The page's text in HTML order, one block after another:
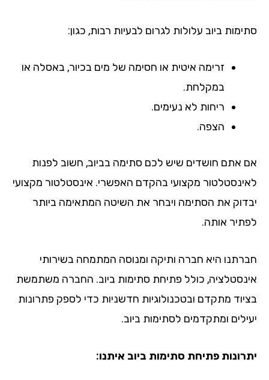
ביוב עלולות לגרום לבעיות רבות, כגון:
זרימה איטית או חסימה של מים בכיור, באסלה או
במקלחת.
ריחות לא נעימים.
הצפה.
אתם חושדים שיש לכם סתימה בביוב, חשוב לפנות
מקצועי בהקדם האפשרי. אינסטלטור מקצועי
את הסתימה ויבחר את השיטה המתאימה ביותר
אותה.
היא חברה ותיקה ומנוסה המתמחה בשירותי
כולל פתיחת סתימות ביוב. החברה משתמשת
מתקדם ובטכנולוגיות חדשניות כדי לספק פתרונות
ומתקדמים לסתימות ביוב.
פתיחת סתימות ביוב איתנו: